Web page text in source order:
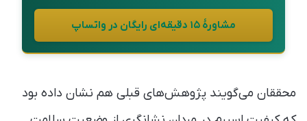
مشاورهٔ ۱۵ دقیقه‌ای رایگان در واتساپ
محققان می‌گویند پژوهش‌های قبلی هم نشان داده بود